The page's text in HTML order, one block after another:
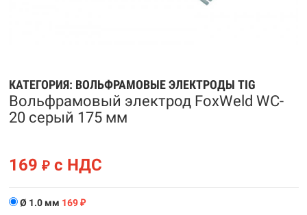
КАТЕГОРИЯ: ВОЛЬФРАМОВЫЕ ЭЛЕКТРОДЫ TIG
Вольфрамовый электрод FoxWeld WC-
20 серый 175 мм
169 ₽ с НДС
Ø 1.0 мм 169 ₽